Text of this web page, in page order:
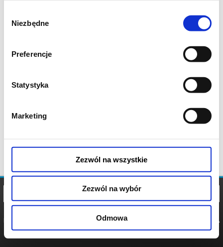
zgody
Niezbędne
Preferencje
Statystyka
Marketing
Zezwól na wszystkie
Zezwól na wybór
Odmowa
POLITYKA
POLITYKA